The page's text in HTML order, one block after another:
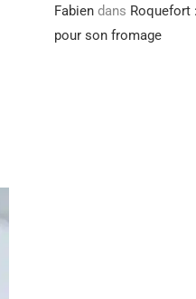
Fabien dans Roquefort
pour son fromage